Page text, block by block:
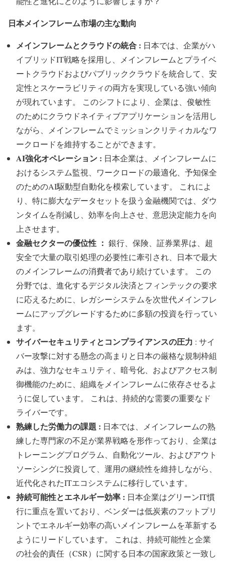
日本メインフレーム市場の主な動向
メインフレームとクラウドの統合 : 日本では、企業がハ
イブリッドIT戦略を採用し、メインフレームとプライベ
ートクラウドおよびパブリッククラウドを統合して、安
定性とスケーラビリティの両方を実現している強い傾向
が現れています。 このシフトにより、企業は、俊敏性
のためにクラウドネイティブアプリケーションを活用し
ながら、メインフレームでミッションクリティカルなワ
ークロードを維持することができます。
AI強化オペレーション : 日本企業は、メインフレームに
おけるシステム監視、ワークロードの最適化、予知保全
のためのAI駆動型自動化を模索しています。 これによ
り、特に膨大なデータセットを扱う金融機関では、ダウ
ンタイムを削減し、効率を向上させ、意思決定能力を向
上させます。
金融セクターの優位性 ： 銀行、保険、証券業界は、超
安全で大量の取引処理の必要性に牽引され、日本で最大
のメインフレームの消費者であり続けています。 この
分野では、進化するデジタル決済とフィンテックの要求
に応えるために、レガシーシステムを次世代メインフレ
ームにアップグレードするために多額の投資を行ってい
ます。
サイバーセキュリティとコンプライアンスの圧力 : サイ
バー攻撃に対する懸念の高まりと日本の厳格な規制枠組
みは、強力なセキュリティ、暗号化、およびアクセス制
御機能のために、組織をメインフレームに依存させるよ
うに促しています。 これは、持続的な需要の重要なド
ライバーです。
熟練した労働力の課題 : 日本では、メインフレームの熟
練した専門家の不足が業界戦略を形作っており、企業は
トレーニングプログラム、自動化ツール、およびアウト
ソーシングに投資して、運用の継続性を維持しながら、
近代化されたITエコシステムに移行しています。
持続可能性とエネルギー効率 : 日本企業はグリーンIT慣
行に重点を置いており、ベンダーは低炭素のフットプリ
ントでエネルギー効率の高いメインフレームを革新する
ようにリードしています。 これは、持続可能性と企業
の社会的責任（CSR）に関する日本の国家政策と一致し